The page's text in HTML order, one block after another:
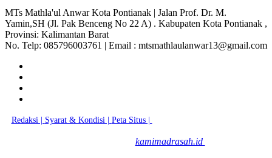
MTs Mathla'ul Anwar Kota Pontianak | Jalan Prof. Dr. M.
Yamin,SH (Jl. Pak Benceng No 22 A) . Kabupaten Kota Pontianak ,
Provinsi: Kalimantan Barat
No. Telp: 085796003761 | Email : mtsmathlaulanwar13@gmail.com
Redaksi | Syarat & Kondisi | Peta Situs |
kamimadrasah.id